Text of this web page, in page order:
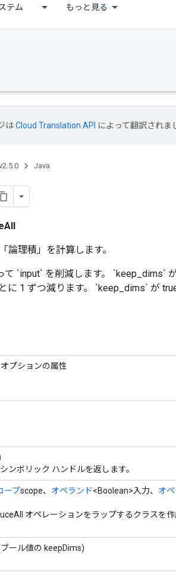
テム もっと見る
はCloud Translation API によって翻訳されま
Java
論理積」を計算します。
`input` を削減します。 `keep_dims`
に 1 ずつ減ります。 `keep_dims` が
プションの属性
ンボリック ハンドルを返します。
ープscope、 オペランド<Boolean>入力、 オ
オペレーションをラップするクラスを
ール値の keepDims)